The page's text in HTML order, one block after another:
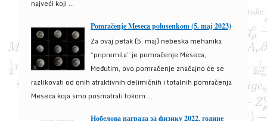
najveći koji ...
Pomračenje Meseca polusenkom (5. maj 2023)
Za ovaj petak (5. maj) nebeska mehanika
“pripremila” je pomračenje Meseca,
Međutim, ovo pomračenje značajno će se
razlikovati od onih atraktivnih delimičnih i totalnih pomračenja
Meseca koja smo posmatrali tokom ...
Нобелова награда за физику 2022. године